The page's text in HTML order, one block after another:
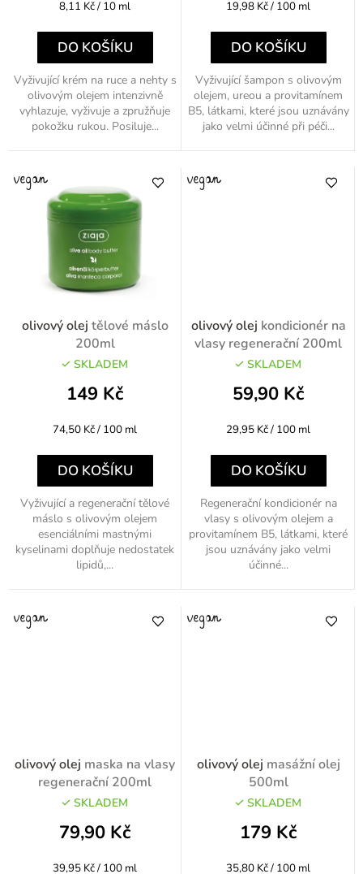
Měrná
8,11 Kč / 10 ml
DO KOŠÍKU
Vyživující krém na ruce a nehty s
olivovým olejem intenzivně
vyhlazuje, vyživuje a zpružňuje
pokožku rukou. Posiluje...
Měrná
19,98 Kč / 100 ml
DO KOŠÍKU
Vyživující šampon s olivovým
olejem, ureou a provitamínem
B5, látkami, které jsou uznávány
jako velmi účinné při péči...
olivový olej tělové máslo
200ml
SKLADEM
149 Kč
Měrná
74,50 Kč / 100 ml
DO KOŠÍKU
Vyživující a regenerační tělové
máslo s olivovým olejem
esenciálními mastnými
kyselinami doplňuje nedostatek
lipidů,...
olivový olej kondicionér na
vlasy regenerační 200ml
SKLADEM
59,90 Kč
Měrná
29,95 Kč / 100 ml
DO KOŠÍKU
Regenerační kondicionér na
vlasy s olivovým olejem a
provitamínem B5, látkami, které
jsou uznávány jako velmi
účinné...
olivový olej maska na vlasy
regenerační 200ml
SKLADEM
79,90 Kč
Měrná
39,95 Kč / 100 ml
olivový olej masážní olej
500ml
SKLADEM
179 Kč
Měrná
35,80 Kč / 100 ml